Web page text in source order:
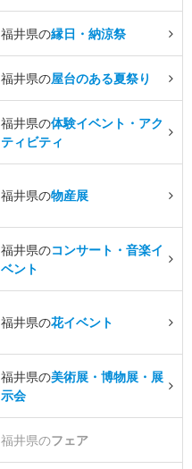
福井県の縁日・納涼祭
福井県の屋台のある夏祭り
福井県の体験イベント・アク
ティビティ
福井県の物産展
福井県のコンサート・音楽イ
ベント
福井県の花イベント
福井県の美術展・博物展・展
示会
福井県のフェア